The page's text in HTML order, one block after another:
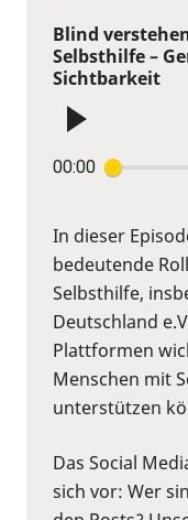
Blind
Selbsthilfe –
Sichtbarkeit
00:00
In dieser
bedeutende
Selbsthilfe,
Deutschland
Plattformen
Menschen mit
unterstützen
Das Social
sich vor: Wer